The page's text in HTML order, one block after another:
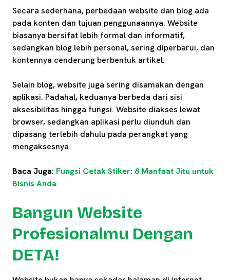
Secara sederhana, perbedaan website dan blog ada
pada konten dan tujuan penggunaannya. Website
biasanya bersifat lebih formal dan informatif,
sedangkan blog lebih personal, sering diperbarui, dan
kontennya cenderung berbentuk artikel.
Selain blog, website juga sering disamakan dengan
aplikasi. Padahal, keduanya berbeda dari sisi
aksesibilitas hingga fungsi. Website diakses lewat
browser, sedangkan aplikasi perlu diunduh dan
dipasang terlebih dahulu pada perangkat yang
mengaksesnya.
Baca Juga: Fungsi Cetak Stiker: 8 Manfaat Jitu untuk
Bisnis Anda
Bangun Website
Profesionalmu Dengan
DETA!